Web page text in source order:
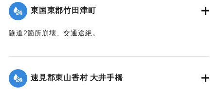
｜固有コード: 00275039
東国東郡竹田津町
隧道2箇所崩壊、交通途絶。
｜固有コード:00275040
速見郡東山香村 大井手橋